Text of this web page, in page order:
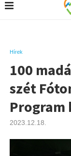
Hírek
100
szét
Program
2023.12.18.